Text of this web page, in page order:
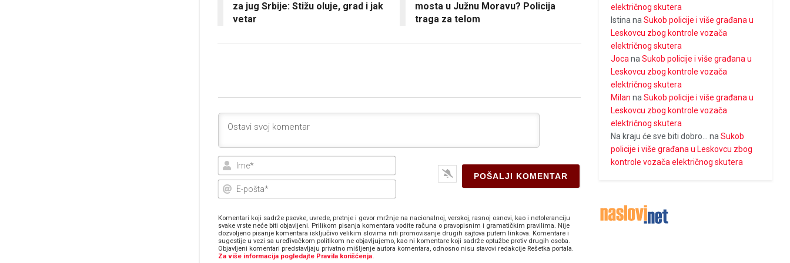
za jug Srbije: Stižu oluje, grad i jak
vetar
mosta u Južnu Moravu? Policija
traga za telom
Ime*
E-
Komentari koji sadrže psovke, uvrede, pretnje i govor mržnje na nacionalnoj, verskoj, rasnoj osnovi, kao i netoleranciju
svake vrste neće biti objavljeni. Prilikom pisanja komentara vodite računa o pravopisnim i gramatičkim pravilima. Nije
dozvoljeno pisanje komentara isključivo velikim slovima niti promovisanje drugih sajtova putem linkova. Komentare i
sugestije u vezi sa uređivačkom politikom ne objavljujemo, kao ni komentare koji sadrže optužbe protiv drugih osoba.
Objavljeni komentari predstavljaju privatno mišljenje autora komentara, odnosno nisu stavovi redakcije Rešetka portala.
Za više informacija pogledajte Pravila korišćenja.
električnog skutera
Istina naSukob policije i više građana u
Leskovcu zbog kontrole vozača
električnog skutera
Joca naSukob policije i više građana u
Leskovcu zbog kontrole vozača
električnog skutera
Milan naSukob policije i više građana u
Leskovcu zbog kontrole vozača
električnog skutera
Na kraju će sve biti dobro...
naSukob
policije i više građana u Leskovcu zbog
kontrole vozača električnog skutera